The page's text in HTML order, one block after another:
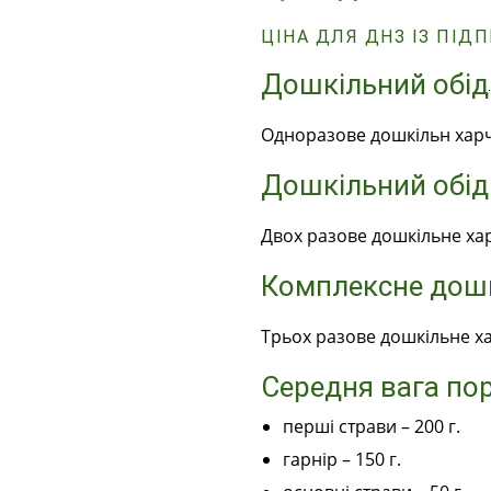
ЦІНА ДЛЯ ДНЗ ІЗ
Дошкільний обід
Одноразове дошкільн
Дошкільний обід
Двох разове дошкільне
Комплексне
Трьох разове дошкільне
Середня вага
перші страви – 200 г.
гарнір – 150 г.